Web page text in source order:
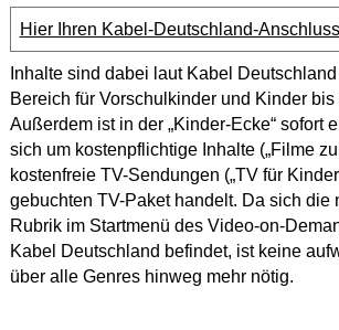
Hier Ihren Kabel-Deutschland-
Inhalte sind dabei laut Kabel
Bereich für Vorschulkinder und Kinder bis
Außerdem ist in der „Kinder-Ecke“ sofort
sich um kostenpflichtige Inhalte („Filme
kostenfreie TV-Sendungen („TV für
gebuchten TV-Paket handelt. Da sich die
Rubrik im Startmenü des Video-on-
Kabel Deutschland befindet, ist keine
über alle Genres hinweg mehr nötig.